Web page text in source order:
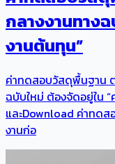
กลางงานทาง
งานต้นทุน”
ค่าทดสอบวัสดุพื้นฐาน
ฉบับใหม่ ต้องจัดอยู่ใน “
และDownload ค่าทด
งานก่อ